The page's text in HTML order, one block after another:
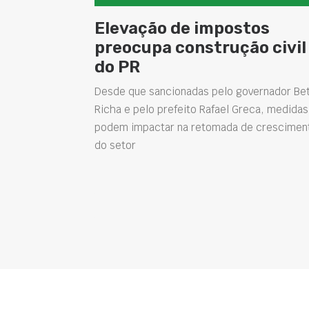
Elevação de impostos
preocupa construção civil
do PR
Desde que sancionadas pelo governador
Richa e pelo prefeito Rafael Greca, medidas
podem impactar na retomada de
do setor